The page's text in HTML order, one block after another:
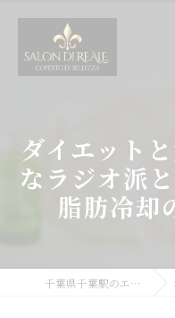
ダイエット
なラジオ派
脂肪冷却
千葉県千葉駅のエステサロンならSALON DI REALE